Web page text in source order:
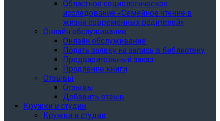
Областное социологическое
исследование «Семейное чтение в
жизни современных родителей»
Онлайн обслуживание
Онлайн обслуживание
Подать заявку на запись в библиотеку
Предварительный заказ
Продление книги
Отзывы
Отзывы
Добавить отзыв
Кружки и студии
Кружки и студии